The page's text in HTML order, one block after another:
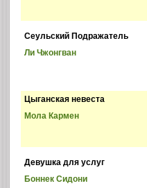
Сеульский Подражатель
Ли Чжонгван
Цыганская невеста
Мола Кармен
Девушка для услуг
Боннек Сидони